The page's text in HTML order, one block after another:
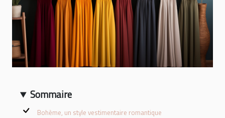
Sommaire
Bohème, un style vestimentaire romantique